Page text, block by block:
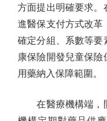
方面提出明確要求。
進醫保支付方式改革
確定分組、系數等要
康保險開發兒童保險
用藥納入保障範圍。
在醫療機構端，開